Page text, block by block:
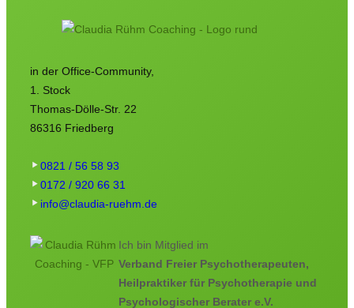
in der Office-Community,
1. Stock
Thomas-Dölle-Str. 22
86316 Friedberg
0821 / 56 58 93
0172 / 920 66 31
info@claudia-ruehm.de
Ich bin Mitglied im
Verband Freier Psychotherapeuten,
Heilpraktiker für Psychotherapie und
Psychologischer Berater e.V.